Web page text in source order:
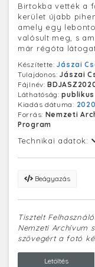
Birtokba vették a
kerület újabb
amely egy
valósult meg, s
már régóta
Készítette:Jászai
Tulajdonos:Jászai
Fájlnév:
Láthatóság:publikus
Kiadás dátuma:
Forrás: Nemzeti
Program
Technikai adatok:
Beágyazás
Tisztelt
Nemzeti Archívum
szövegért a fotó
Letöltés